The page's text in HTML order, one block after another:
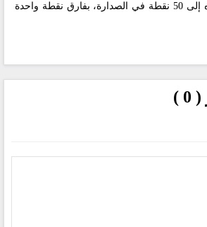
ورفع ريال مدريد رصيده إلى 50 نقطة في الصدارة، بفارق نقطة واحدة
)